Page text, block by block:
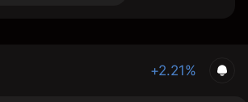
+2.21%